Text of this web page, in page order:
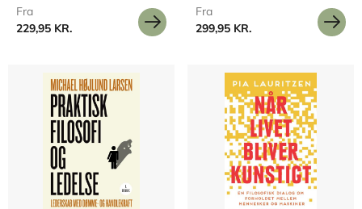
Fra
229,95 KR.
Fra
299,95 KR.